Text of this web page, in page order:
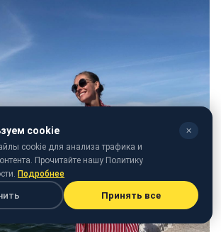
cookie ✕
cookie для анализа трафика и
Прочитайте нашу Политику
Подробнее
Принять все